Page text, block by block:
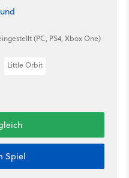
(PC, PS4, Xbox One)
Little Orbit
Spiel